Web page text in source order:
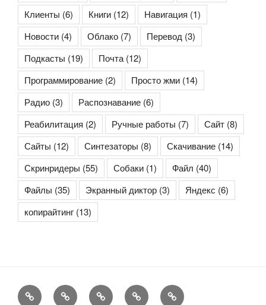
Клиенты (6) Книги (12) Навигация (1)
Новости (4) Облако (7) Перевод (3)
Подкасты (19) Почта(12)
Программирование (2) Просто жми (14)
Радио (3) Распознавание (6)
Реабилитация (2) Ручные работы (7) Сайт (8)
Сайты (12) Синтезаторы (8) Скачивание (14)
Скринридеры (55) Собаки (1) Файл (40)
Файлы (35) Экранный диктор (3) Яндекс (6)
копирайтинг (13)
КонтактыCopyrightСайт
Rss-
Rss-